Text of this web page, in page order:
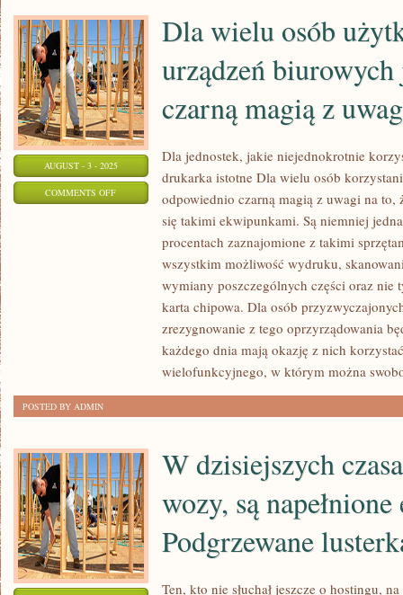
AUGUST - 3 - 2025
COMMENTS OFFON
UŻYTKOWANIE
URZĄDZEŃ
BIUROWYCH
NALEŻYCIE
CZARNĄ
UWAGI
NA
TO
Dla wielu osób
urządzeń
czarną magią z
Dla jednostek, jakie niejednokrotnie
drukarka istotne Dla wielu osób
odpowiednio czarną magią z uwagi na to,
się takimi ekwipunkami. Są niemniej
procentach zaznajomione z takimi
wszystkim możliwość wydruku,
wymiany poszczególnych części oraz nie
karta chipowa. Dla osób
zrezygnowanie z tego oprzyrządowania
każdego dnia mają okazję z nich
wielofunkcyjnego, w którym można
POSTED BY ADMIN
W dzisiejszych
wozy, są
Podgrzewane
Ten, kto nie słuchał jeszcze o hostingu,